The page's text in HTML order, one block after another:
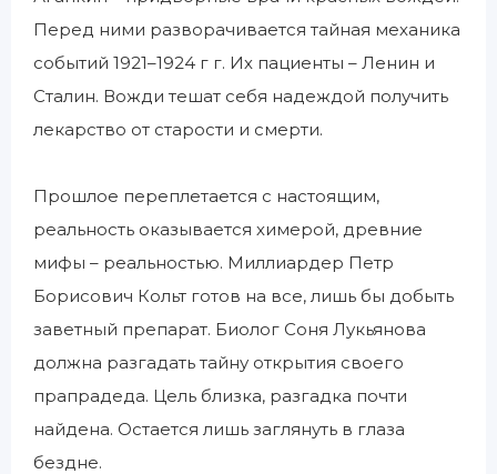
Перед ними разворачивается тайная механика
событий 1921–1924 г г. Их пациенты – Ленин и
Сталин. Вожди тешат себя надеждой получить
лекарство от старости и смерти.
Прошлое переплетается с настоящим,
реальность оказывается химерой, древние
мифы – реальностью. Миллиардер Петр
Борисович Кольт готов на все, лишь бы добыть
заветный препарат. Биолог Соня Лукьянова
должна разгадать тайну открытия своего
прапрадеда. Цель близка, разгадка почти
найдена. Остается лишь заглянуть в глаза
бездне.